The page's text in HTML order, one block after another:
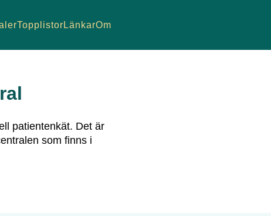
Topplistor LänkarOm
patientenkät. Det är
som finns i